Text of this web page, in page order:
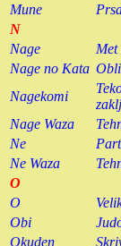
Mune
N
Nage
Met
Nage no Kata
Nagekomi
Nage Waza
Ne
Ne Waza
O
O
Obi
Okuden